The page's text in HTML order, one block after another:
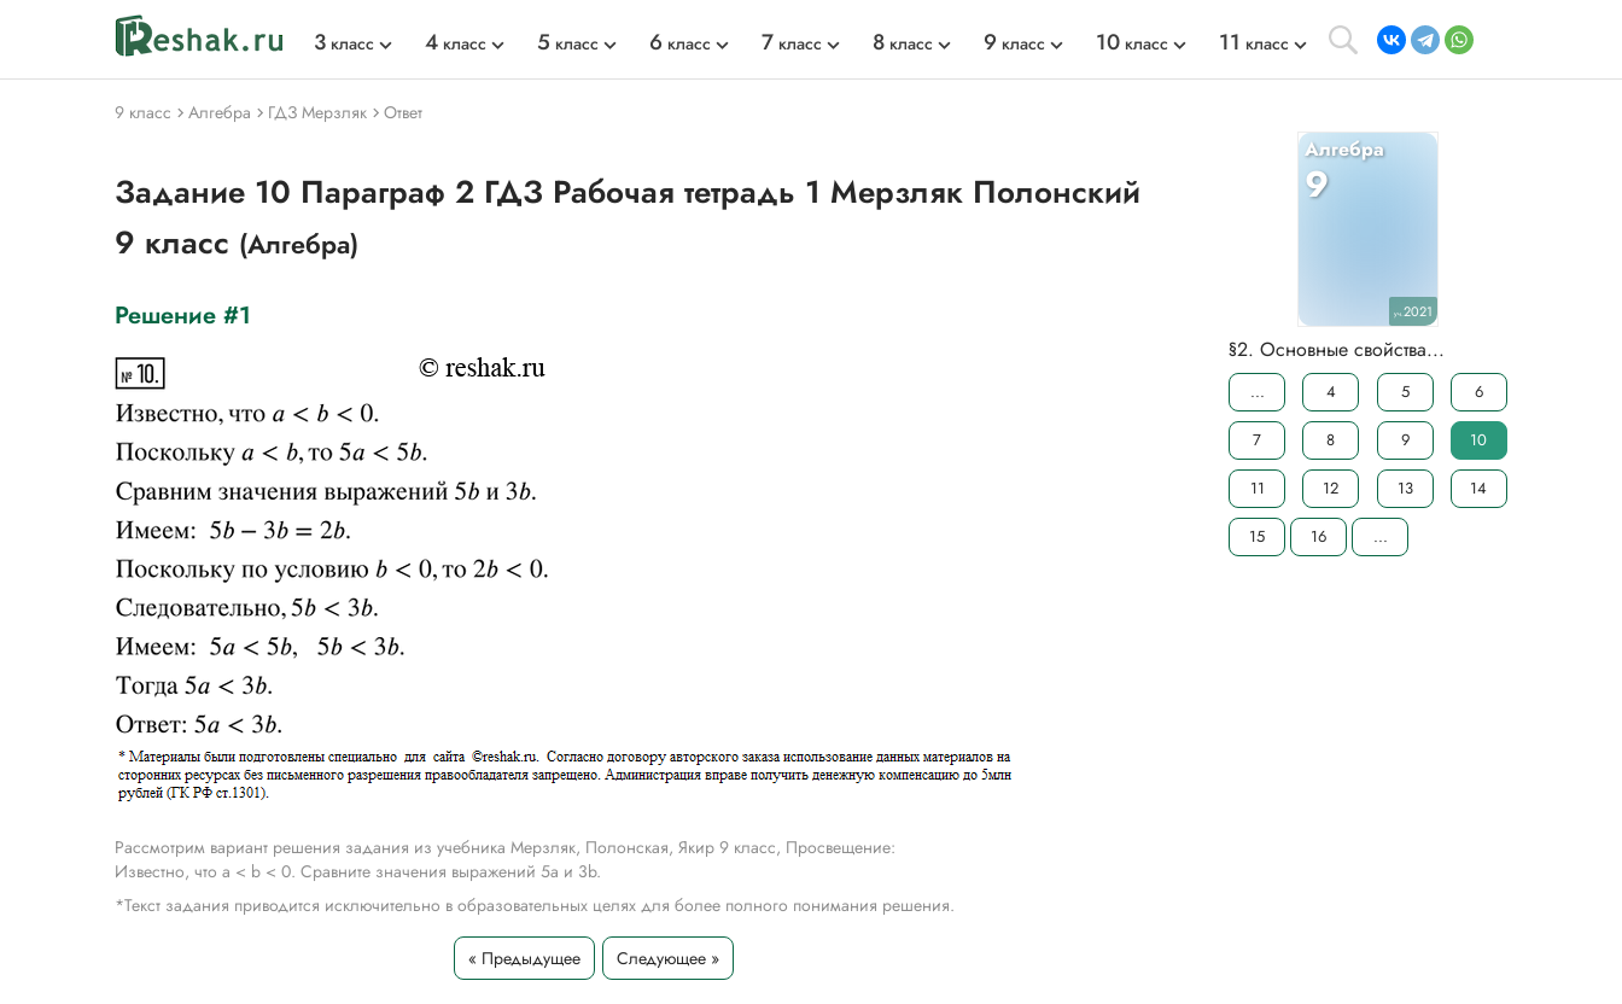
3 класс 4 класс 5 класс 6 класс 7 класс 8 класс 9 класс 10 класс 11 класс
9 класс Алгебра ГДЗ Мерзляк Ответ
Задание 10 Параграф 2 ГДЗ Рабочая тетрадь 1 Мерзляк Полонский
9 класс (Алгебра)
Решение #1
Рассмотрим вариант решения задания из учебника Мерзляк, Полонская, Якир 9 класс, Просвещение:
Известно, что а < b < 0. Сравните значения выражений 5а и 3b.
*Текст задания приводится исключительно в образовательных целях для более полного понимания решения.
« Предыдущее Следующее »
Алгебра
9
уч.2021
§2. Основные свойства...
... 4 5 6
7 8 9 10
11 12 13 14
15 16 ...